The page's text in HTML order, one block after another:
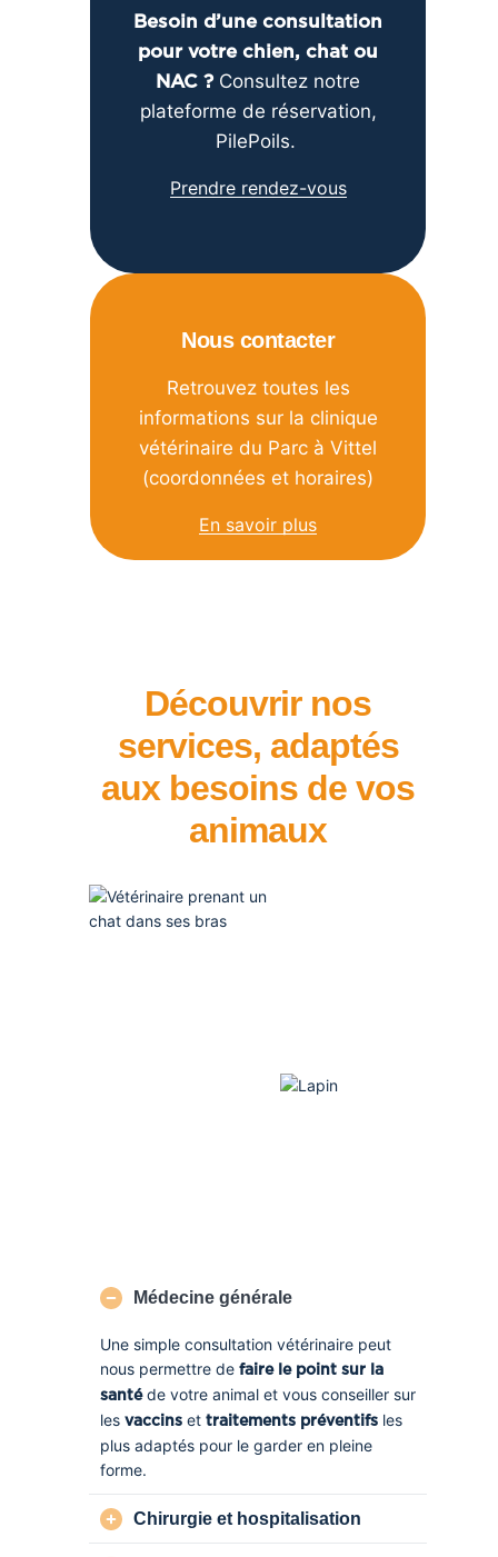
Besoin d’une consultation
pour votre chien, chat ou
NAC ? Consultez notre
plateforme de réservation,
PilePoils.
Prendre rendez-vous
Nous contacter
Retrouvez toutes les
informations sur la clinique
vétérinaire du Parc à Vittel
(coordonnées et horaires)
En savoir plus
Découvrir nos
services, adaptés
aux besoins de vos
animaux
Médecine générale
Une simple consultation vétérinaire peut
nous permettre de faire le point sur la
santé de votre animal et vous conseiller sur
les vaccinset traitements préventifs les
plus adaptés pour le garder en pleine
forme.
Chirurgie et hospitalisation